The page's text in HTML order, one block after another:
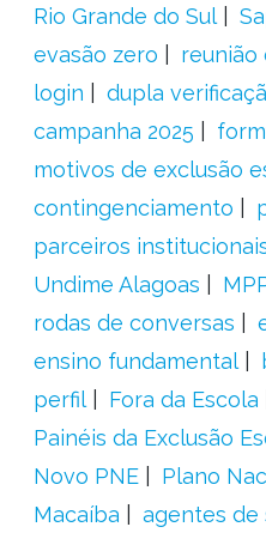
Rio Grande do Sul
evasão zero
reunião
login
dupla
campanha 2025
motivos de exclusão
contingenciamento
parceiros
Undime Alagoas
rodas de conversas
ensino fundamental
perfil
Fora da Escola
Painéis da Exclusão
Novo PNE
Plano
Macaíba
agentes de